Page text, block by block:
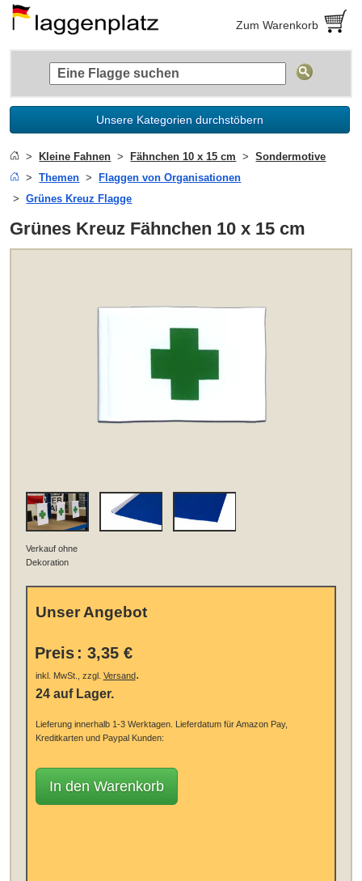
Zum Warenkorb
Unsere Kategorien durchstöbern
Kleine Fahnen Fähnchen 10 x 15 cm
Sondermotive
Themen
Flaggen von Organisationen
Grünes Kreuz Flagge
Grünes Kreuz Fähnchen 10 x 15 cm
Verkauf ohne
Dekoration
Unser Angebot
Preis : 3,35 €
inkl. MwSt., zzgl. Versand.
24 auf Lager.
Lieferung innerhalb 1-3 Werktagen. Lieferdatum für Amazon Pay,
Kreditkarten und Paypal Kunden:
In den Warenkorb